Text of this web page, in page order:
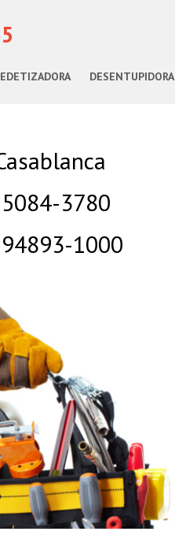
DESENTUPIDORA
3780
1000